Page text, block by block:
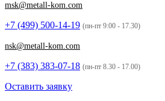
msk@metall-kom.com
+7 (499) 500-14-19 (пн-пт 9:00 - 17.30)
nsk@metall-kom.com
+7 (383) 383-07-18 (пн-пт 8.30 - 17.00)
Оставить заявку